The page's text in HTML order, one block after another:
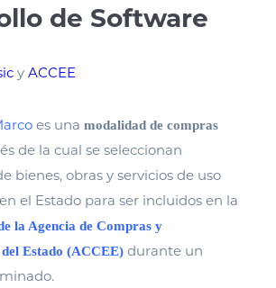
de Software
y ACCEE
es una modalidad de compras
de la cual se seleccionan
bienes, obras y servicios de uso
el Estado para ser incluidos en la
la Agencia de Compras y
Estado (ACCEE) durante un